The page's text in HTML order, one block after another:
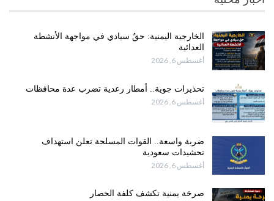
الخارجية اليمنية: حقٌ سيادي في مواجهة الأنشطة
العدائية
أغسطس 6, 2026
تحذيرات جوية.. أمطار رعدية تضرب عدة محافظات
أغسطس 6, 2026
ضربة واسعة.. القوات المسلحة تعلن استهداف
تحشيدات سعودية
أغسطس 6, 2026
صرخة يمنية تكشف كلفة الحصار